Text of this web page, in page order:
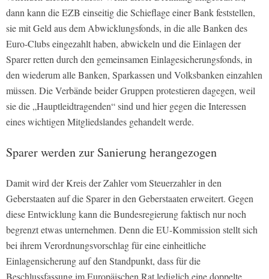
dann kann die EZB einseitig die Schieflage einer Bank feststellen,
sie mit Geld aus dem Abwicklungsfonds, in die alle Banken des
Euro-Clubs eingezahlt haben, abwickeln und die Einlagen der
Sparer retten durch den gemeinsamen Einlagesicherungsfonds, in
den wiederum alle Banken, Sparkassen und Volksbanken einzahlen
müssen. Die Verbände beider Gruppen protestieren dagegen, weil
sie die „Hauptleidtragenden“ sind und hier gegen die Interessen
eines wichtigen Mitgliedslandes gehandelt werde.
Sparer werden zur Sanierung herangezogen
Damit wird der Kreis der Zahler vom Steuerzahler in den
Geberstaaten auf die Sparer in den Geberstaaten erweitert. Gegen
diese Entwicklung kann die Bundesregierung faktisch nur noch
begrenzt etwas unternehmen. Denn die EU-Kommission stellt sich
bei ihrem Verordnungsvorschlag für eine einheitliche
Einlagensicherung auf den Standpunkt, dass für die
Beschlussfassung im Europäischen Rat lediglich eine doppelte